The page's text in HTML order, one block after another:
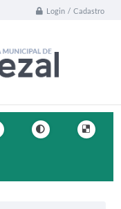
Login / Cadastro